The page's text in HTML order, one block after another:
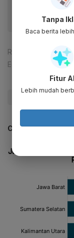
Reporter:
Kamila
Editor:
Tia
CEK JUGA DATA
Tanpa
Baca berita
Fitur AI
Lebih mudah